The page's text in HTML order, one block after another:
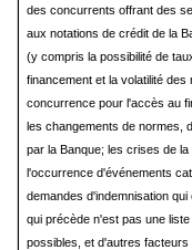
des concurrents offrant des
aux notations de crédit de la
(y compris la possibilité de
financement et la volatilité
concurrence pour l'accès au
les changements de normes,
par la Banque; les crises de
l'occurrence d'événements
demandes d'indemnisation
qui précède n'est pas une
possibles, et d'autres